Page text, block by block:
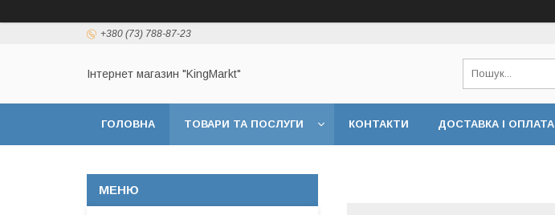
+380 (73) 788-87-23
Інтернет магазин "KingМarkt"
ГОЛОВНА ТОВАРИ ТА ПОСЛУГИ КОНТАКТИ ДОСТАВКА І ОПЛАТА